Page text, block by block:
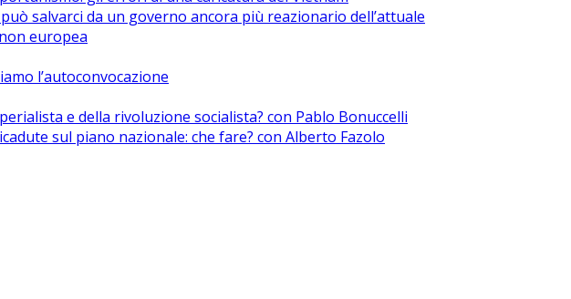
salvarci da un governo ancora più reazionario dell’attuale
europea
l’autoconvocazione
e della rivoluzione socialista? con Pablo Bonuccelli
sul piano nazionale: che fare? con Alberto Fazolo